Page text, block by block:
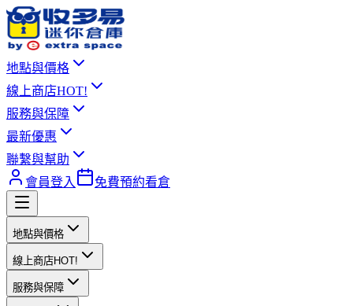
地點與價格
線上商店HOT!
服務與保障
最新優惠
聯繫與幫助
會員登入
免費預約看倉
地點與價格
線上商店HOT!
服務與保障